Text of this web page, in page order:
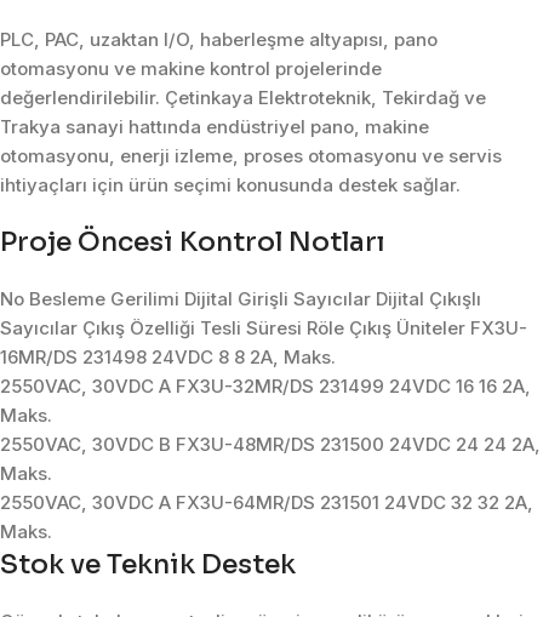
PLC, PAC, uzaktan I/O, haberleşme altyapısı, pano
otomasyonu ve makine kontrol projelerinde
değerlendirilebilir. Çetinkaya Elektroteknik, Tekirdağ ve
Trakya sanayi hattında endüstriyel pano, makine
otomasyonu, enerji izleme, proses otomasyonu ve servis
ihtiyaçları için ürün seçimi konusunda destek sağlar.
Proje Öncesi Kontrol Notları
No Besleme Gerilimi Dijital Girişli Sayıcılar Dijital Çıkışlı
Sayıcılar Çıkış Özelliği Tesli Süresi Röle Çıkış Üniteler FX3U-
16MR/DS 231498 24VDC 8 8 2A, Maks.
2550VAC, 30VDC A FX3U-32MR/DS 231499 24VDC 16 16 2A,
Maks.
2550VAC, 30VDC B FX3U-48MR/DS 231500 24VDC 24 24 2A,
Maks.
2550VAC, 30VDC A FX3U-64MR/DS 231501 24VDC 32 32 2A,
Maks.
Stok ve Teknik Destek